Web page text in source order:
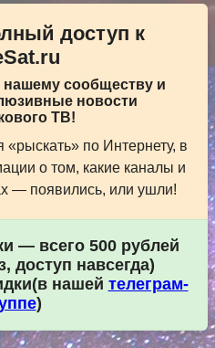
доступ к
нашему сообществу и
новости
ТВ!
по Интернету, в
о том, какие каналы и
— появились, или ушли!
— всего 500 рублей
доступ навсегда)
нашей телеграм-
)